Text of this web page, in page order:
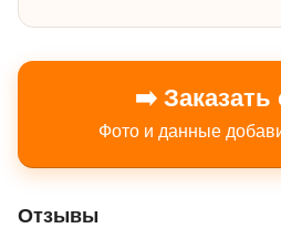
➡️ Заказать
Фото и данные
Отзывы